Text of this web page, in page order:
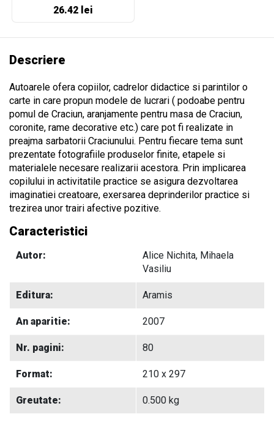
26.42 lei
Descriere
Autoarele ofera copiilor, cadrelor didactice si parintilor o
carte in care propun modele de lucrari ( podoabe pentru
pomul de Craciun, aranjamente pentru masa de Craciun,
coronite, rame decorative etc.) care pot fi realizate in
preajma sarbatorii Craciunului. Pentru fiecare tema sunt
prezentate fotografiile produselor finite, etapele si
materialele necesare realizarii acestora. Prin implicarea
copilului in activitatile practice se asigura dezvoltarea
imaginatiei creatoare, exersarea deprinderilor practice si
trezirea unor trairi afective pozitive.
Caracteristici
Autor:
Alice Nichita, Mihaela
Vasiliu
Editura: Aramis
An aparitie: 2007
Nr. pagini: 80
Format: 210 x 297
Greutate: 0.500 kg